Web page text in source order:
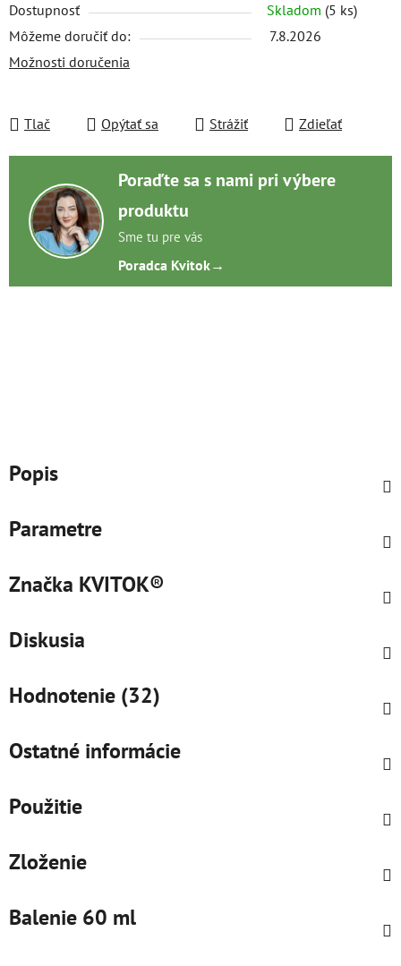
Dostupnosť Skladom (5 ks)
Môžeme doručiť do:
7.8.2026
Možnosti doručenia
Tlač Opýtať sa Strážiť Zdieľať
Poraďte sa s nami pri výbere
produktu
Sme tu pre vás
Poradca Kvitok→
Popis
Parametre
Značka KVITOK®
Diskusia
Hodnotenie (32)
Ostatné informácie
Použitie
Zloženie
Balenie 60 ml